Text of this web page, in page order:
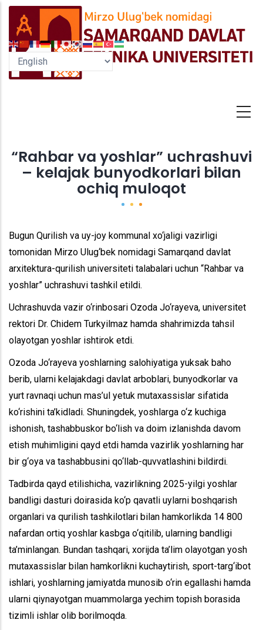
Skip
main
content
“Rahbar va yoshlar” uchrashuvi
– kelajak bunyodkorlari bilan
ochiq muloqot
Bugun Qurilish va uy-joy kommunal xo‘jaligi vazirligi
tomonidan Mirzo Ulug‘bek nomidagi Samarqand davlat
arxitektura-qurilish universiteti talabalari uchun “Rahbar va
yoshlar” uchrashuvi tashkil etildi.
Uchrashuvda vazir o‘rinbosari Ozoda Jo‘rayeva, universitet
rektori Dr. Chidem Turkyilmaz hamda shahrimizda tahsil
olayotgan yoshlar ishtirok etdi.
Ozoda Jo‘rayeva yoshlarning salohiyatiga yuksak baho
berib, ularni kelajakdagi davlat arboblari, bunyodkorlar va
yurt ravnaqi uchun mas’ul yetuk mutaxassislar sifatida
ko‘rishini ta’kidladi. Shuningdek, yoshlarga o‘z kuchiga
ishonish, tashabbuskor bo‘lish va doim izlanishda davom
etish muhimligini qayd etdi hamda vazirlik yoshlarning har
bir g‘oya va tashabbusini qo‘llab-quvvatlashini bildirdi.
Tadbirda qayd etilishicha, vazirlikning 2025-yilgi yoshlar
bandligi dasturi doirasida ko‘p qavatli uylarni boshqarish
organlari va qurilish tashkilotlari bilan hamkorlikda 14 800
nafardan ortiq yoshlar kasbga o‘qitilib, ularning bandligi
ta’minlangan. Bundan tashqari, xorijda ta’lim olayotgan yosh
mutaxassislar bilan hamkorlikni kuchaytirish, sport-targ‘ibot
ishlari, yoshlarning jamiyatda munosib o‘rin egallashi hamda
ularni qiynayotgan muammolarga yechim topish borasida
tizimli ishlar olib borilmoqda.